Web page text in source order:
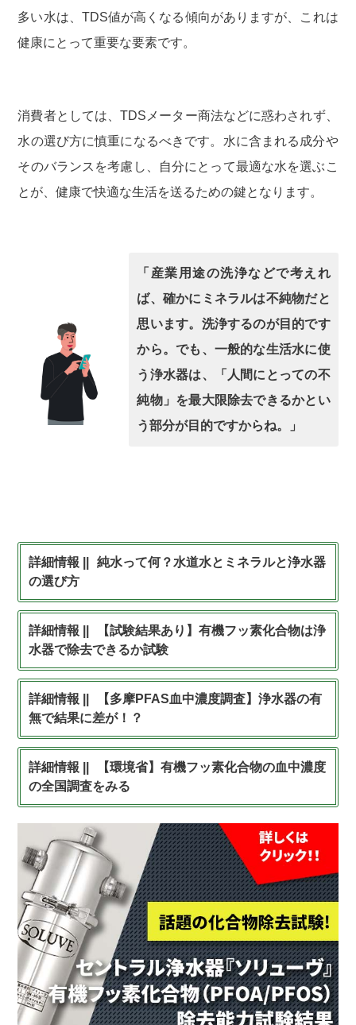
多い水は、TDS値が高くなる傾向がありますが、これは
健康にとって重要な要素です。
消費者としては、TDSメーター商法などに惑わされず、
水の選び方に慎重になるべきです。水に含まれる成分や
そのバランスを考慮し、自分にとって最適な水を選ぶこ
とが、健康で快適な生活を送るための鍵となります。
「産業用途の洗浄などで考えれ
ば、確かにミネラルは不純物だと
思います。洗浄するのが目的です
から。でも、一般的な生活水に使
う浄水器は、「人間にとっての不
純物」を最大限除去できるかとい
う部分が目的ですからね。」
純水って何？水道水とミネラルと浄水器
の選び方
【試験結果あり】有機フッ素化合物は浄
水器で除去できるか試験
【多摩PFAS血中濃度調査】浄水器の有
無で結果に差が！？
【環境省】有機フッ素化合物の血中濃度
の全国調査をみる